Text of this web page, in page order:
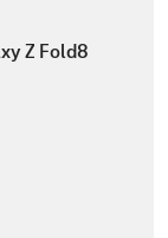
Z Fold8